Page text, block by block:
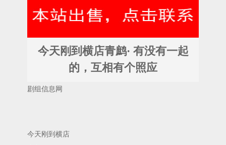
今天刚到横店青鹧· 有没有一起
的，互相有个照应
剧组信息网
今天刚到横店